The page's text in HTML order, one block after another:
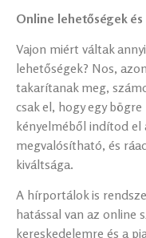
Online lehetőségek
Vajon miért váltak
lehetőségek? Nos,
takarítanak meg,
csak el, hogy egy
kényelméből indítod el
megvalósítható, és
kiváltsága.
A hírportálok is
hatással van az online
kereskedelemre és a